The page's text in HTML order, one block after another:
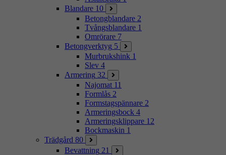
Blandare 10
Betongblandare 2
Tvångsblandare 1
Omrörare 7
Betongverktyg 5
Murbrukshink 1
Slev 4
Armering 32
Najomat 11
Formlås 2
Formstagspännare 2
Armeringsbock 4
Armeringsklippare 12
Bockmaskin 1
Trädgård 80
Bevattning 21